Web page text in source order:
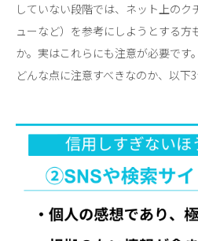
していない段階では、ネット上のク
ューなど）を参考にしようとする方
か。実はこれらにも注意が必要です。
どんな点に注意すべきなのか、以下3